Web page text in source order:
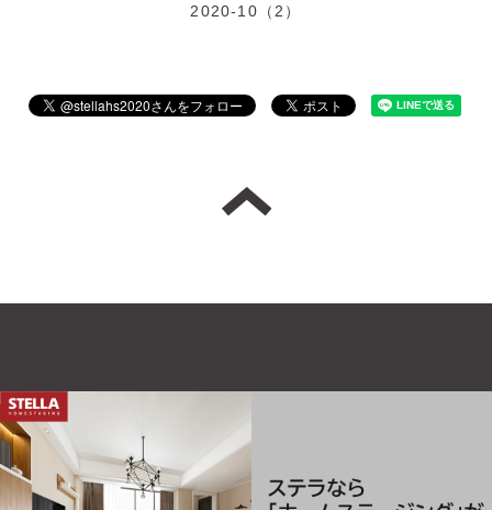
2020-10（2）